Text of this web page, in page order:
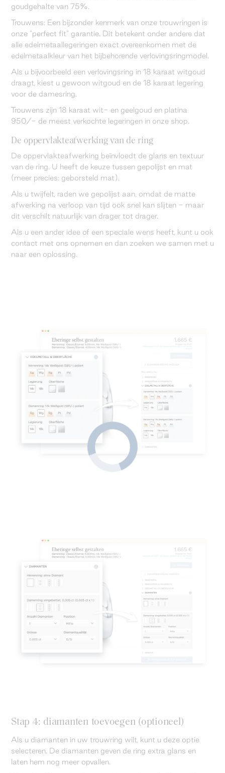
goudgehalte van 75%.
Trouwens: Een bijzonder kenmerk van onze trouwringen is
onze "perfect fit" garantie. Dit betekent onder andere dat
alle edelmetaallegeringen exact overeenkomen met de
edelmetaalkleur van het bijbehorende verlovingsringmodel.
Als u bijvoorbeeld een verlovingsring in 18 karaat witgoud
draagt, kiest u gewoon witgoud en de 18 karaat legering
voor de damesring.
Trouwens zijn 18 karaat wit- en geelgoud en platina
950/- de meest verkochte legeringen in onze shop.
De oppervlakteafwerking van de ring
De oppervlakteafwerking beïnvloedt de glans en textuur
van de ring. U heeft de keuze tussen gepolijst en mat
(meer precies: geborsteld mat).
Als u twijfelt, raden we gepolijst aan, omdat de matte
afwerking na verloop van tijd ook snel kan slijten - maar
dit verschilt natuurlijk van drager tot drager.
Als u een ander idee of een speciale wens heeft, kunt u ook
contact met ons opnemen en dan zoeken we samen met u
naar een oplossing.
Stap 4: diamanten toevoegen (optioneel)
Als u diamanten in uw trouwring wilt, kunt u deze optie
selecteren. De diamanten geven de ring extra glans en
laten hem nog meer opvallen.